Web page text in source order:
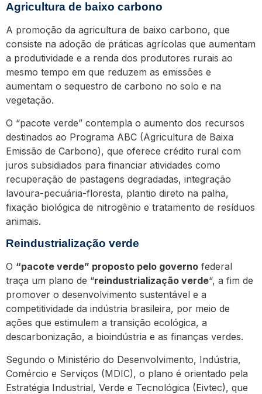
Agricultura de baixo carbono
A promoção da agricultura de baixo carbono, que
consiste na adoção de práticas agrícolas que aumentam
a produtividade e a renda dos produtores rurais ao
mesmo tempo em que reduzem as emissões e
aumentam o sequestro de carbono no solo e na
vegetação.
O “pacote verde” contempla o aumento dos recursos
destinados ao Programa ABC (Agricultura de Baixa
Emissão de Carbono), que oferece crédito rural com
juros subsidiados para financiar atividades como
recuperação de pastagens degradadas, integração
lavoura-pecuária-floresta, plantio direto na palha,
fixação biológica de nitrogênio e tratamento de resíduos
animais.
Reindustrialização verde
O “pacote verde” proposto pelo governo federal
traça um plano de “reindustrialização verde“, a fim de
promover o desenvolvimento sustentável e a
competitividade da indústria brasileira, por meio de
ações que estimulem a transição ecológica, a
descarbonização, a bioindústria e as finanças verdes.
Segundo o Ministério do Desenvolvimento, Indústria,
Comércio e Serviços (MDIC), o plano é orientado pela
Estratégia Industrial, Verde e Tecnológica (Eivtec), que